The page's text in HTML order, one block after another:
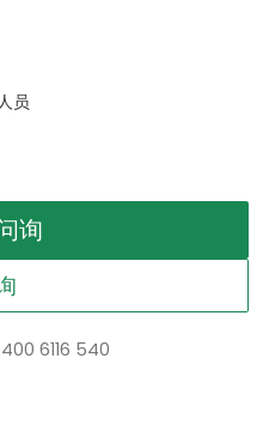
员
询
6116 540